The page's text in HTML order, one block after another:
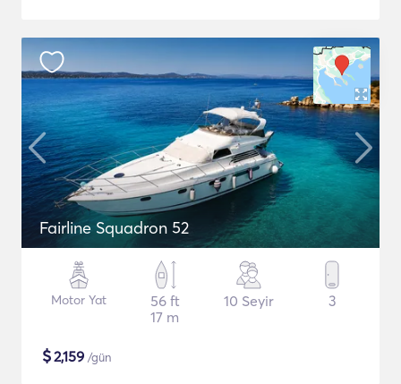
Fairline Squadron 52
Motor Yat
56 ft
17 m
10 Seyir 3
$2,159 /gün